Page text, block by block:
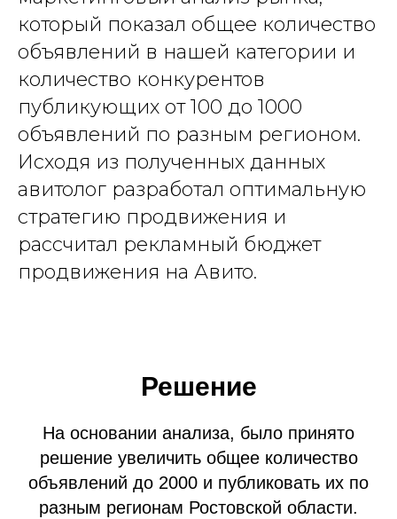
который показал общее количество
объявлений в нашей категории и
количество конкурентов
публикующих от 100 до 1000
объявлений по разным регионом.
Исходя из полученных данных
авитолог разработал оптимальную
стратегию продвижения и
рассчитал рекламный бюджет
продвижения на Авито.
Решение
На основании анализа, было принято
решение увеличить общее количество
объявлений до 2000 и публиковать их по
разным регионам Ростовской области.